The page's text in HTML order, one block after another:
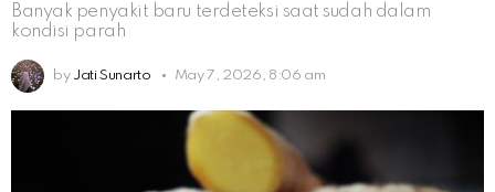
Banyak penyakit baru terdeteksi saat sudah dalam
kondisi parah
by Jati Sunarto May 7, 2026, 8:06 am